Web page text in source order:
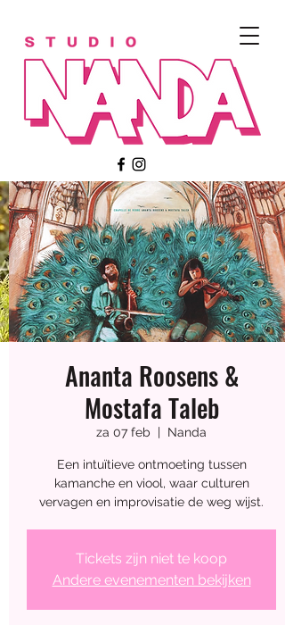
Meerdere datums
Workshop
Keramiek - Maak
je eigen
sprookjeshuisje
Ananta Roosens &
Mostafa Taleb
za 07 feb
  |
Nanda
Een intuïtieve ontmoeting tussen
kamanche en viool, waar culturen
vervagen en improvisatie de weg wijst.
Tickets zijn niet te koop
Andere evenementen bekijken